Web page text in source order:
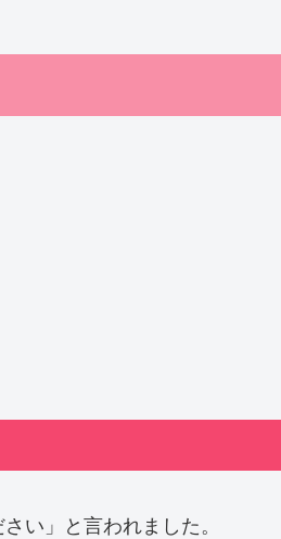
い」と言われました。